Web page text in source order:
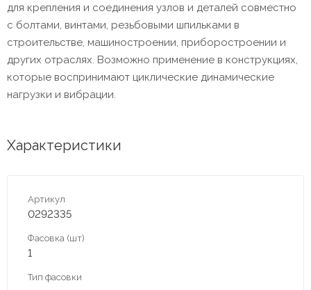
для крепления и соединения узлов и деталей совместно
с болтами, винтами, резьбовыми шпильками в
строительстве, машиностроении, приборостроении и
других отраслях. Возможно применение в конструкциях,
которые воспринимают циклические динамические
нагрузки и вибрации.
Характеристики
Артикул
0292335
Фасовка (шт)
1
Тип фасовки